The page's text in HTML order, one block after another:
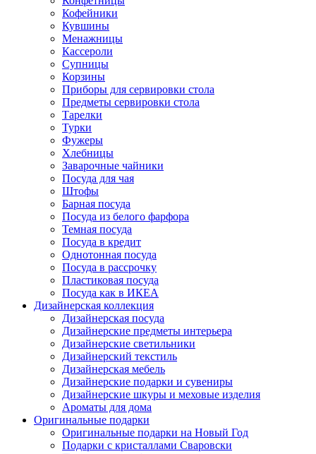
Кофейники
Кувшины
Менажницы
Кассероли
Супницы
Корзины
Приборы для сервировки стола
Предметы сервировки стола
Тарелки
Турки
Фужеры
Хлебницы
Заварочные чайники
Посуда для чая
Штофы
Барная посуда
Посуда из белого фарфора
Темная посуда
Посуда в кредит
Однотонная посуда
Посуда в рассрочку
Пластиковая посуда
Посуда как в ИКЕА
Дизайнерская коллекция
Дизайнерская посуда
Дизайнерские предметы интерьера
Дизайнерские светильники
Дизайнерский текстиль
Дизайнерская мебель
Дизайнерские подарки и сувениры
Дизайнерские шкуры и меховые изделия
Ароматы для дома
Оригинальные подарки
Оригинальные подарки на Новый Год
Подарки с кристаллами Сваровски